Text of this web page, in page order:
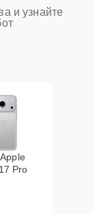
и узнайте
Pro